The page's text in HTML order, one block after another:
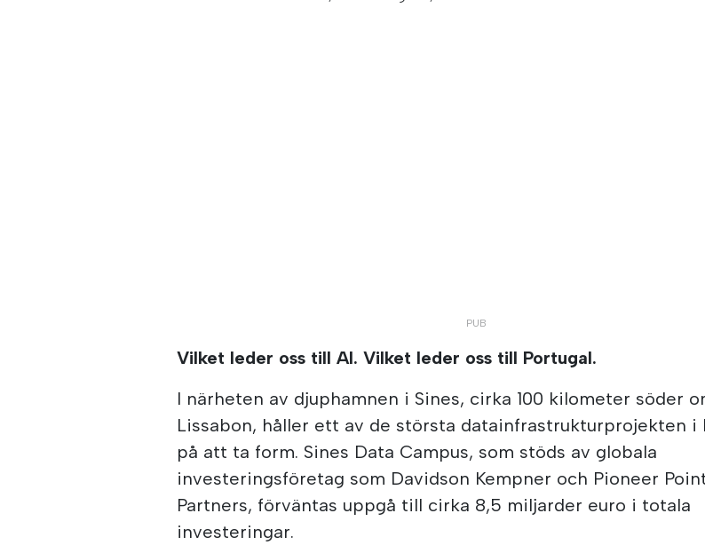
Vilket leder oss till AI. Vilket leder oss till Portugal.
I närheten av djuphamnen i Sines, cirka 100 kilometer söder
Lissabon, håller ett av de största datainfrastrukturprojekten i
på att ta form. Sines Data Campus, som stöds av globala
investeringsföretag som Davidson Kempner och Pioneer
Partners, förväntas uppgå till cirka 8,5 miljarder euro i totala
investeringar.